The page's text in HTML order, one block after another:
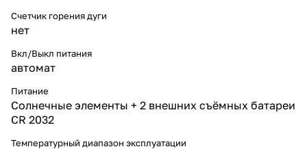
Счетчик горения дуги
нет
Вкл/Выкл питания
автомат
Питание
Солнечные элементы + 2 внешних съёмных батареи
CR 2032
Температурный диапазон эксплуатации